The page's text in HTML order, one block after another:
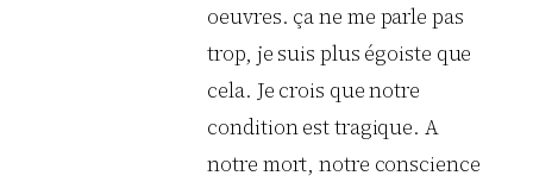
oeuvres. ça ne me parle pas
trop, je suis plus égoiste que
cela. Je crois que notre
condition est tragique. A
notre mort, notre conscience